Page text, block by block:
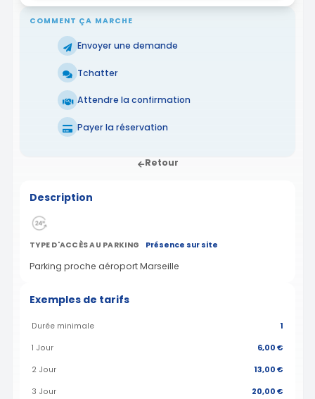
COMMENT ÇA MARCHE
Envoyer une demande
Tchatter
Attendre la confirmation
Payer la réservation
Retour
Description
TYPE D'ACCÈS AU PARKING Présence sur site
Parking proche aéroport Marseille
Exemples de tarifs
Durée minimale 1
1 Jour 6,00 €
2 Jour 13,00 €
3 Jour 20,00 €